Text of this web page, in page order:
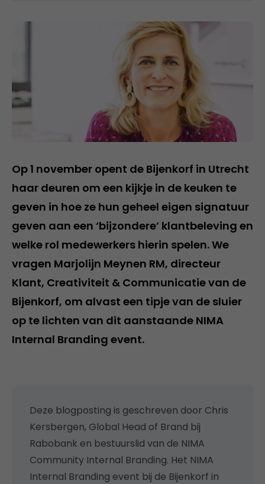
Op 1 november opent de Bijenkorf in Utrecht
haar deuren om een kijkje in de keuken te
geven in hoe ze hun geheel eigen signatuur
geven aan een ‘bijzondere’ klantbeleving en
welke rol medewerkers hierin spelen. We
vragen Marjolijn Meynen RM, directeur
Klant, Creativiteit & Communicatie van de
Bijenkorf, om alvast een tipje van de sluier
op te lichten van dit aanstaande NIMA
Internal Branding event.
Deze blogposting is geschreven door Chris
Kersbergen, Global Head of Brand bij
Rabobank en bestuurslid van de NIMA
Community Internal Branding. Het NIMA
Internal Branding event bij de Bijenkorf in